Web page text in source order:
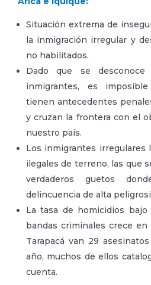
Situación extrema de
la inmigración irregular y
no habilitados.
Dado que se
inmigrantes, es
tienen antecedentes
y cruzan la frontera con el
nuestro país.
Los inmigrantes irregulares
ilegales de terreno, las que
verdaderos guetos
delincuencia de alta
La tasa de homicidios
bandas criminales crece
Tarapacá van 29
año, muchos de ellos
cuenta.